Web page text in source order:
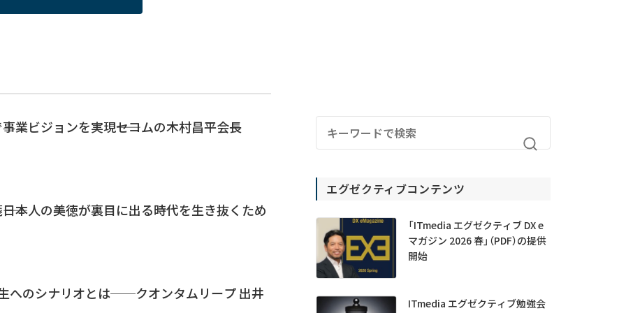
業ビジョンを実現――セコムの木村昌平会長
日本人の美徳が裏目に出る時代を生き抜くため
へのシナリオとは──クオンタムリープ 出井
エグゼクティブコンテンツ
「ITmedia エグゼクティブ DX e
マガジン 2026 春」（PDF）の提供
開始
ITmedia エグゼクティブ勉強会